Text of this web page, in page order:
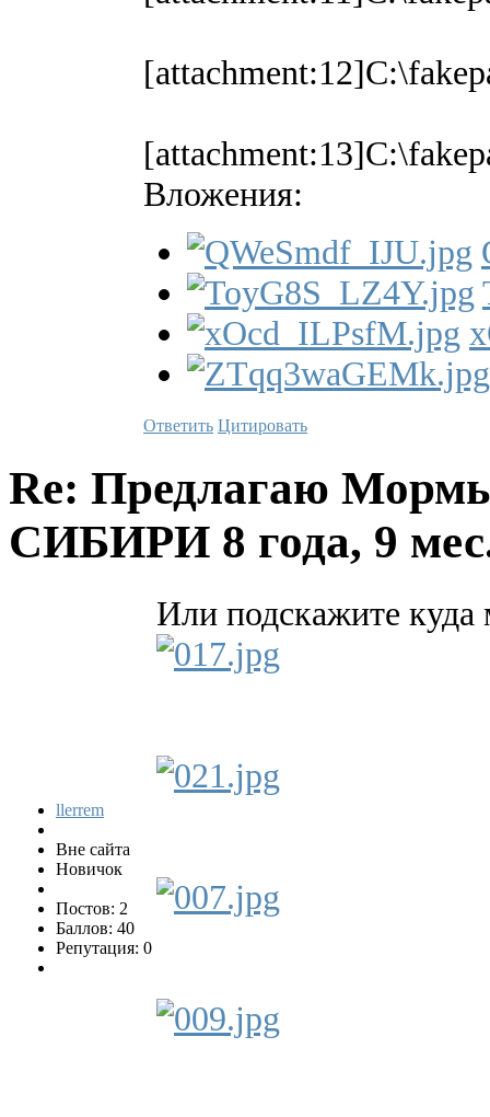
Вложения:
Ответить Цитировать
Re: Предлагаю
СИБИРИ 8 года, 9
llerrem
Вне сайта
Новичок
Постов: 2
Баллов: 40
Репутация: 0
Или подскажите куда